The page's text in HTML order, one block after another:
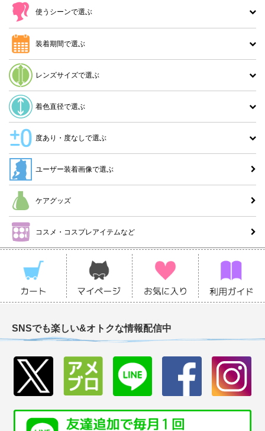
使うシーンで選ぶ
装着期間で選ぶ
レンズサイズで選ぶ
着色直径で選ぶ
度あり・度なしで選ぶ
ユーザー装着画像で選ぶ
ケアグッズ
コスメ・コスプレアイテムなど
SNSでも楽しい&オトクな情報配信中